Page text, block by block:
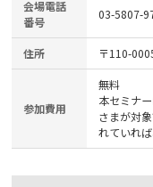
会場電話
番号
03-5807-
住所 〒110-
参加費用
無料
本セミナ
さまが対
れていれ